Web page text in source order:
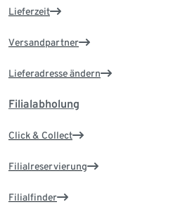
Lieferzeit
Versandpartner
Lieferadresse ändern
Filialabholung
Click & Collect
Filialreservierung
Filialfinder